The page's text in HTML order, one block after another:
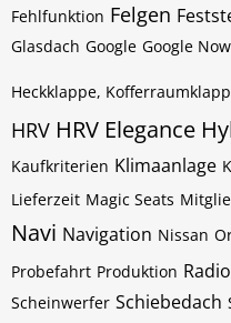
Fehlfunktion Felgen
Glasdach Google Google Now
Heckklappe,
HRV HRV Elegance
Kaufkriterien Klimaanlage
Lieferzeit Magic Seats
Navi Navigation Nissan
Probefahrt Produktion
Scheinwerfer Schiebedach